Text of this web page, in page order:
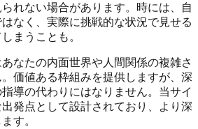
れない場合があります。時には、自
なく、実際に挑戦的な状況で見せる
まうことも。
なたの内面世界や人間関係の複雑さ
価値ある枠組みを提供しますが、深
導の代わりにはなりません。当サイ
発点として設計されており、より深
す。